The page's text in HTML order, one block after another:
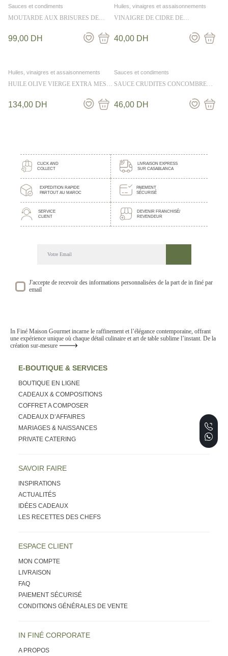
Sauces et condiments
MOUTARDE AUX BRISURES DE
99,00 DH
Huiles, vinaigres et assaisonnements
VINAIGRE DE CIDRE DE
40,00 DH
Huiles, vinaigres et assaisonnements
HUILE OLIVE VIERGE EXTRA MES
134,00 DH
Sauces et condiments
SAUCE CRUDITES CONCOMBRE
46,00 DH
CLICK AND
COLLECT
LIVRAISON EXPRESS
SUR CASABLANCA
EXPEDITION RAPIDE
PARTOUT AU MAROC
PAIEMENT
SÉCURISÉ
SERVICE
CLIENT
DEVENIR FRANCHISÉ/
REVENDEUR
DECOUVREZ NOTRE NEWSLETTER GOURMANDE
SUIVEZ NOS ACTUALITE ET EVENEMENTS
J'accepte de recevoir des informations personnalisées de la part de in finé par
email
In Finé Maison Gourmet incarne le raffinement et l’élégance contemporaine, offrant
une expérience unique où chaque détail culinaire et art de table sublime l’instant. De la
création sur-mesure
E-BOUTIQUE & SERVICES
BOUTIQUE EN LIGNE
CADEAUX & COMPOSITIONS
COFFRET A COMPOSER
CADEAUX D’AFFAIRES
MARIAGES & NAISSANCES
PRIVATE CATERING
SAVOIR FAIRE
INSPIRATIONS
ACTUALITÉS
IDÉES CADEAUX
LES RECETTES DES CHEFS
ESPACE CLIENT
MON COMPTE
LIVRAISON
FAQ
PAIEMENT SÉCURISÉ
CONDITIONS GÉNÉRALES DE VENTE
IN FINÉ CORPORATE
A PROPOS